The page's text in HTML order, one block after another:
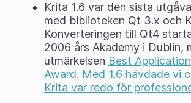
Krita 1.6 var den sista
med biblioteken Qt 3.x och
Konverteringen till Qt4
2006 års Akademy i Dublin,
utmärkelsen Best
Award. Med 1.6 hävdade vi
Krita var redo för